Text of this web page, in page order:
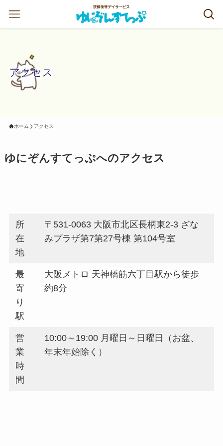
アクセス
ホーム アクセス
ゆにぞんすてっぷへのアクセス
所
在
地
〒531-0063 大阪市北区長柄東2-3 ざな
みプラザ第7第27号棟 第104号室
最
寄
り
駅
大阪メトロ 天神橋筋六丁目駅から徒歩
約8分
営
業
時
間
10:00～19:00 月曜日～日曜日（お盆、
年末年始除く）